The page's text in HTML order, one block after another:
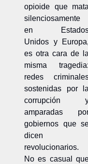
opioide que mata
silenciosamente
en
Unidos y Europa,
es otra cara de la
misma tragedia:
redes
sostenidas por la
corrupción
amparadas
gobiernos que
dicen
revolucionarios.
No es casual